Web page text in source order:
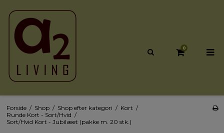
0
Forside / Shop / Shop efter kategori / Kort /
Runde Kort - Sort/Hvid /
Sort/Hvid Kort - Jubilæet (pakke m. 20 stk.)